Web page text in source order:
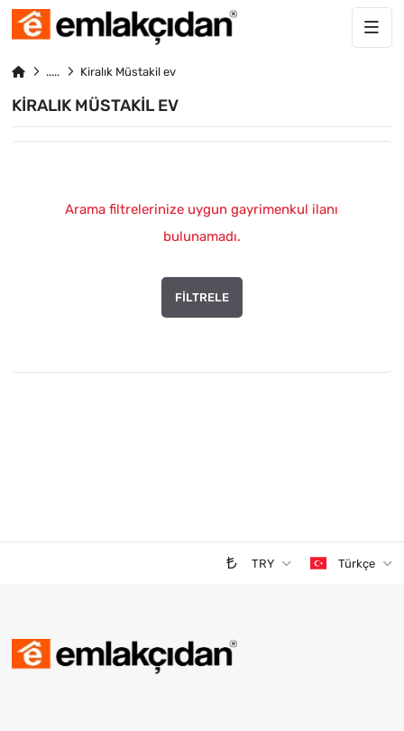
Kiralık Müstakil ev
KIRALIK MÜSTAKIL EV
Arama filtrelerinize uygun gayrimenkul ilanı
bulunamadı.
FILTRELE
TRY Türkçe